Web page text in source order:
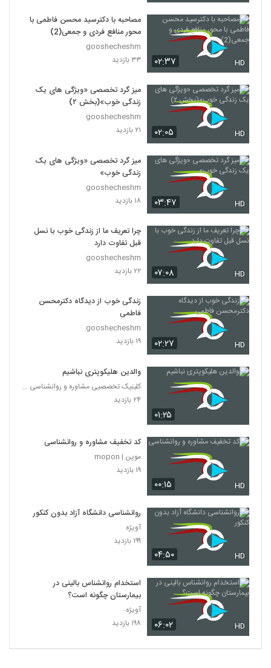
۰۲:۳۷ HD
مصاحبه با دکترسید محسن فاطمی با
محور منافع فردی و جمعی(2)
gooshecheshm
۳۳ بازدید
۰۲:۰۵ HD
میز گرد تخصصی «ویژگی های یک
زندگی خوب»(بخش ۲)
gooshecheshm
۲۱ بازدید
۰۳:۴۷ HD
میز گرد تخصصی «ویژگی های یک
زندگی خوب»
gooshecheshm
۱۸ بازدید
۰۷:۰۸ HD
چرا تعریف ما از زندگی خوب با نسل
قبل تفاوت دارد
gooshecheshm
۲۲ بازدید
۰۲:۲۷ HD
زندگی خوب از دیدگاه دکترمحسن
فاطمی
gooshecheshm
۱۹ بازدید
۰۱:۲۵
والدین هلیکوپتری نباشیم
کلینیک تخصصیی مشاوره و روانشناسی خانواده ایرانی
۲۴ بازدید
۰۰:۱۵ HD
کد تخفیف مشاوره و روانشناسی
موپن | mopon
۱۹ بازدید
۰۴:۵۰ HD
روانشناسی دانشگاه آزاد بدون کنکور
آویژه
۱۹۹ بازدید
۰۶:۰۲ HD
استخدام روانشناس بالینی در
بیمارستان چگونه است؟
آویژه
۱۹۸ بازدید